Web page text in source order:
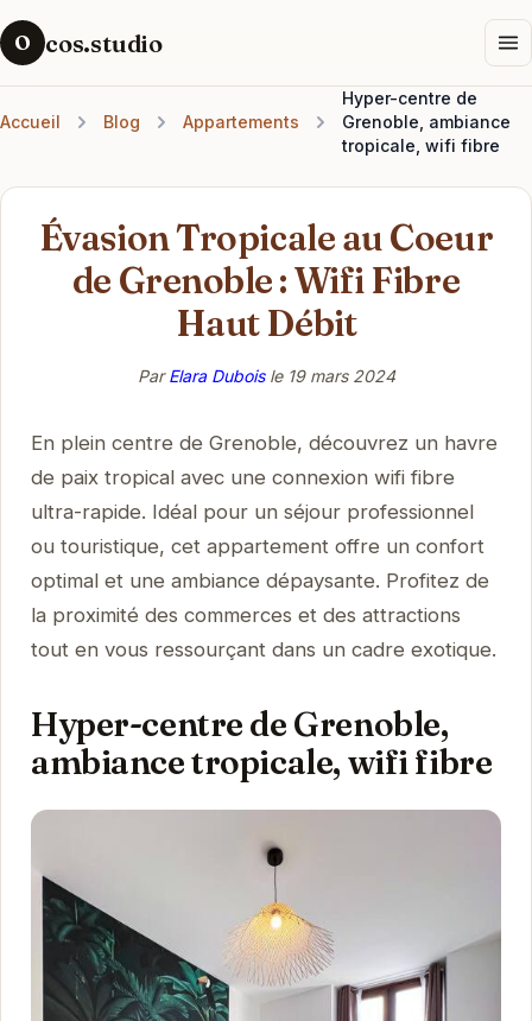
O cos.studio
Accueil Blog Appartements
Hyper-centre de
Grenoble, ambiance
tropicale, wifi fibre
Évasion Tropicale au Coeur
de Grenoble : Wifi Fibre
Haut Débit
ParElara Duboisle 19 mars 2024
En plein centre de Grenoble, découvrez un havre
de paix tropical avec une connexion wifi fibre
ultra-rapide. Idéal pour un séjour professionnel
ou touristique, cet appartement offre un confort
optimal et une ambiance dépaysante. Profitez de
la proximité des commerces et des attractions
tout en vous ressourçant dans un cadre exotique.
Hyper-centre de Grenoble,
ambiance tropicale, wifi fibre